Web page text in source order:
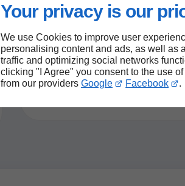
Your privacy is our
We use Cookies to improve user
personalising content and ads, as well as
traffic and optimizing social networks
clicking "I Agree" you consent to the use
from our providers Google Facebook .
Dépannage électrique 06/08/
Rénovation électrique : moderniser